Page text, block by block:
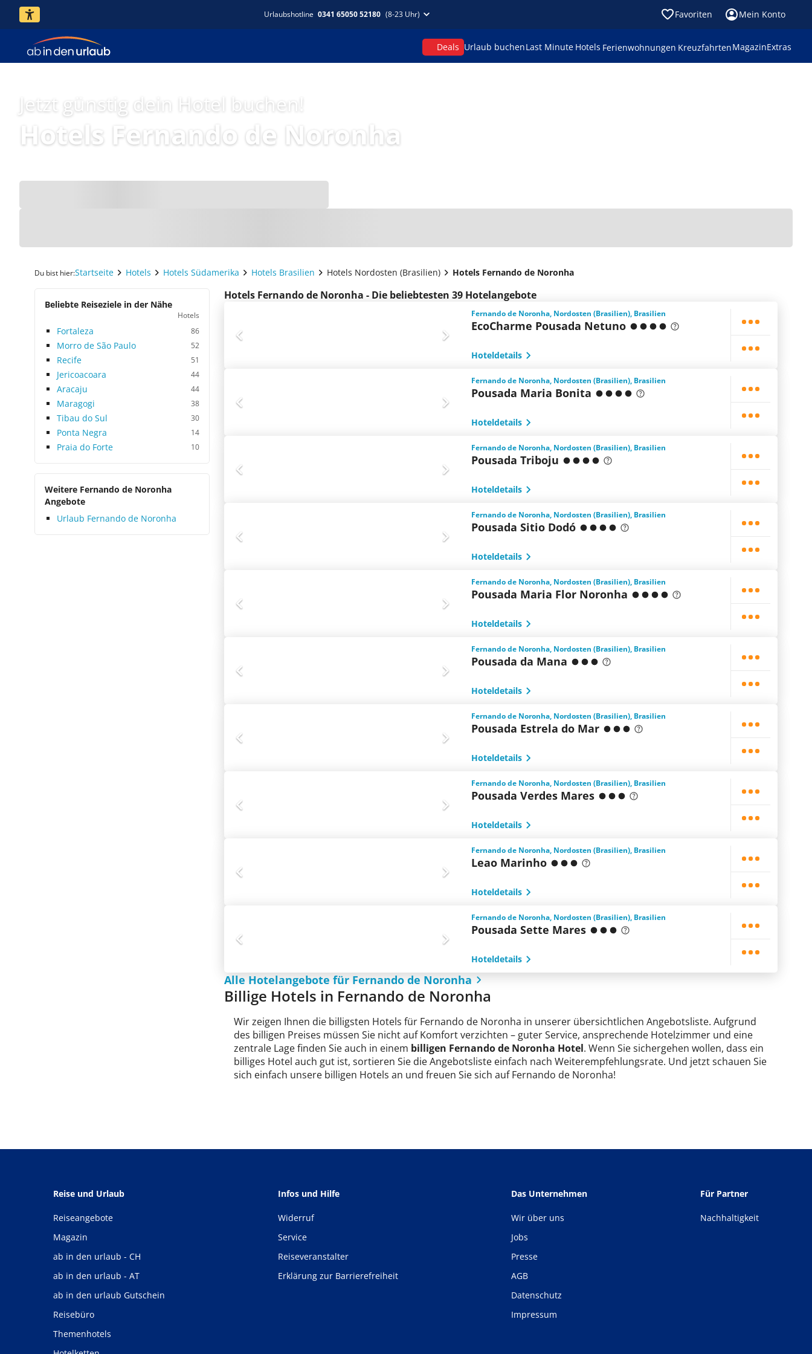
Urlaubshotline 0341 65050 52180 (8-23 Uhr) Favoriten Mein Konto
Deals Urlaub buchenLast Minute Hotels Ferienwohnungen KreuzfahrtenMagazinExtras
Jetzt günstig dein Hotel buchen!
Hotels Fernando de Noronha
Du bist hier:Startseite Hotels Hotels Südamerika Hotels Brasilien Hotels Nordosten (Brasilien) Hotels Fernando de Noronha
Beliebte Reiseziele in der Nähe
Hotels
Fortaleza 86
Morro de São Paulo 52
Recife 51
Jericoacoara 44
Aracaju 44
Maragogi 38
Tibau do Sul 30
Ponta Negra 14
Praia do Forte 10
Weitere Fernando de Noronha
Angebote
Urlaub Fernando de Noronha
Hotels Fernando de Noronha - Die beliebtesten 39 Hotelangebote
Fernando de Noronha, Nordosten (Brasilien), Brasilien
EcoCharme Pousada Netuno
Hoteldetails
Fernando de Noronha, Nordosten (Brasilien), Brasilien
Pousada Maria Bonita
Hoteldetails
Fernando de Noronha, Nordosten (Brasilien), Brasilien
Pousada Triboju
Hoteldetails
Fernando de Noronha, Nordosten (Brasilien), Brasilien
Pousada Sitio Dodó
Hoteldetails
Fernando de Noronha, Nordosten (Brasilien), Brasilien
Pousada Maria Flor Noronha
Hoteldetails
Fernando de Noronha, Nordosten (Brasilien), Brasilien
Pousada da Mana
Hoteldetails
Fernando de Noronha, Nordosten (Brasilien), Brasilien
Pousada Estrela do Mar
Hoteldetails
Fernando de Noronha, Nordosten (Brasilien), Brasilien
Pousada Verdes Mares
Hoteldetails
Fernando de Noronha, Nordosten (Brasilien), Brasilien
Leao Marinho
Hoteldetails
Fernando de Noronha, Nordosten (Brasilien), Brasilien
Pousada Sette Mares
Hoteldetails
Alle Hotelangebote für Fernando de Noronha
Billige Hotels in Fernando de Noronha
Wir zeigen Ihnen die billigsten Hotels für Fernando de Noronha in unserer übersichtlichen Angebotsliste. Aufgrund
des billigen Preises müssen Sie nicht auf Komfort verzichten – guter Service, ansprechende Hotelzimmer und eine
zentrale Lage finden Sie auch in einem billigen Fernando de Noronha Hotel. Wenn Sie sichergehen wollen, dass ein
billiges Hotel auch gut ist, sortieren Sie die Angebotsliste einfach nach Weiterempfehlungsrate. Und jetzt schauen Sie
sich einfach unsere billigen Hotels an und freuen Sie sich auf Fernando de Noronha!
Reise und Urlaub
Reiseangebote
Magazin
ab in den urlaub - CH
ab in den urlaub - AT
ab in den urlaub Gutschein
Reisebüro
Themenhotels
Infos und Hilfe
Widerruf
Service
Reiseveranstalter
Erklärung zur Barrierefreiheit
Das Unternehmen
Wir über uns
Jobs
Presse
AGB
Datenschutz
Impressum
Für Partner
Nachhaltigkeit